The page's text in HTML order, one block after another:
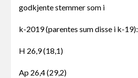
godkjente stemmer som i
k-2019 (parentes sum disse i k-19):
H 26,9 (18,1)
Ap 26,4 (29,2)